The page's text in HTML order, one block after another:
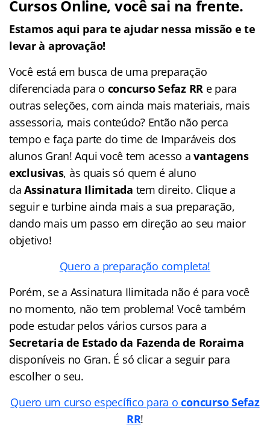
Cursos Online, você sai na frente.
Estamos aqui para te ajudar nessa missão e te
levar à aprovação!
Você está em busca de uma preparação
diferenciada para o concurso Sefaz RR epara
outras seleções, com ainda mais materiais, mais
assessoria, mais conteúdo? Então não perca
tempo e faça parte do time de Imparáveis dos
alunos Gran! Aqui você tem acesso avantagens
exclusivas, às quais só quem é aluno
daAssinatura Ilimitada tem direito. Clique a
seguir e turbine ainda mais a sua preparação,
dando mais um passo em direção ao seu maior
objetivo!
Quero a preparação completa!
Porém, se a Assinatura Ilimitada não é para você
no momento, não tem problema! Você também
pode estudar pelos vários cursos para a
Secretaria de Estado da Fazenda de Roraima
disponíveis no Gran. É só clicar a seguir para
escolher o seu.
Quero um curso específico para o concurso Sefaz
RR!